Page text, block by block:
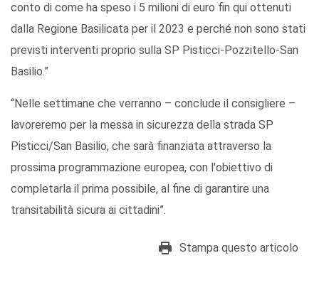
conto di come ha speso i 5 milioni di euro fin qui ottenuti
dalla Regione Basilicata per il 2023 e perché non sono stati
previsti interventi proprio sulla SP Pisticci-Pozzitello-San
Basilio.”
“Nelle settimane che verranno – conclude il consigliere –
lavoreremo per la messa in sicurezza della strada SP
Pisticci/San Basilio, che sarà finanziata attraverso la
prossima programmazione europea, con l'obiettivo di
completarla il prima possibile, al fine di garantire una
transitabilità sicura ai cittadini”.
Stampa questo articolo